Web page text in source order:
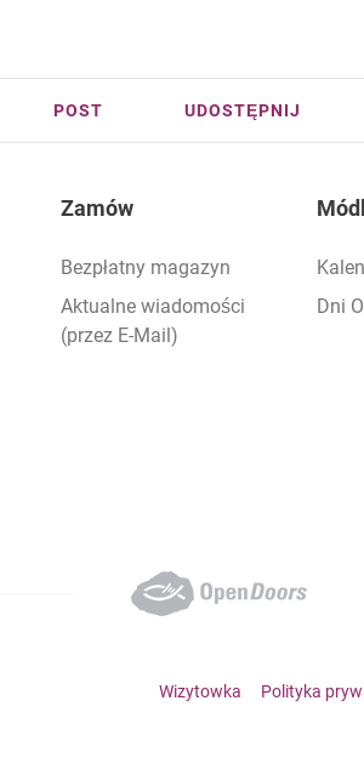
POST UDOSTĘPNIJ
Zamów
Bezpłatny magazyn
Aktualne wiadomości
(przez E-Mail)
Dni
Footer bottom
Wizytowka Polityka